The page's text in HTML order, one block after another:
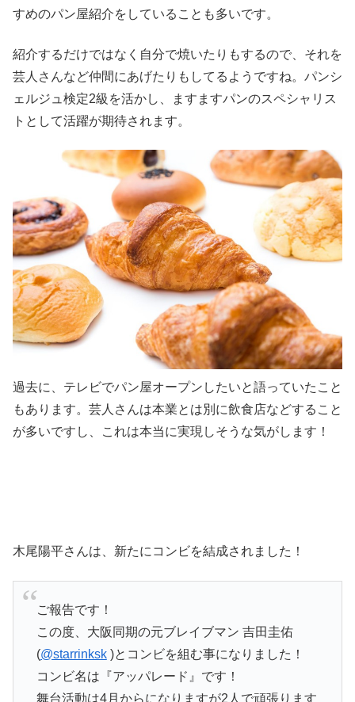
すめのパン屋紹介をしていることも多いです。
紹介するだけではなく自分で焼いたりもするので、それを
芸人さんなど仲間にあげたりもしてるようですね。パンシ
ェルジュ検定2級を活かし、ますますパンのスペシャリス
トとして活躍が期待されます。
過去に、テレビでパン屋オープンしたいと語っていたこと
もあります。芸人さんは本業とは別に飲食店などすること
が多いですし、これは本当に実現しそうな気がします！
木尾陽平さんは、新たにコンビを結成されました！
ご報告です！
この度、大阪同期の元ブレイブマン 吉田圭佑
(@starrinksk)とコンビを組む事になりました！
コンビ名は『アッパレード』です！
舞台活動は4月からになりますが2人で頑張ります